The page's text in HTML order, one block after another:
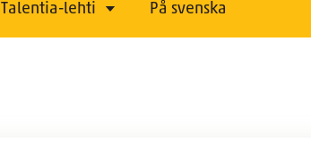
Talentia-lehti På svenska